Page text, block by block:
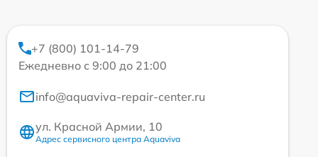
+7 (800) 101-14-79
Ежедневно с 9:00 до 21:00
info@aquaviva-repair-center.ru
ул. Красной Армии, 10
Адрес сервисного центра Aquaviva